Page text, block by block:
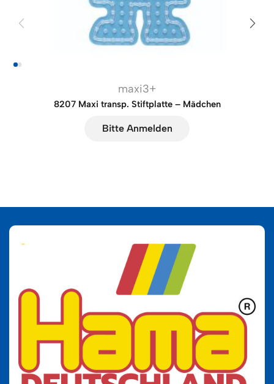
maxi3+
8207 Maxi transp. Stiftplatte – Mädchen
Bitte Anmelden